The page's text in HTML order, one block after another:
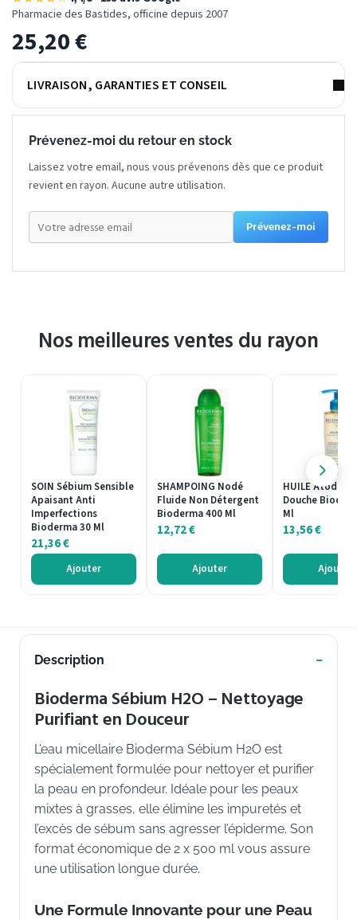
Pharmacie des Bastides, officine depuis 2007
25,20€
LIVRAISON, GARANTIES ET CONSEIL
Prévenez-moi du retour en stock
Laissez votre email, nous vous prévenons dès que ce produit
revient en rayon. Aucune autre utilisation.
Prévenez-moi
Nos meilleures ventes du rayon
SOIN Sébium Sensible
Apaisant Anti
Imperfections
Bioderma 30 Ml
21,36€
Ajouter
SHAMPOING Nodé
Fluide Non Détergent
Bioderma 400 Ml
12,72€
Ajouter
HUILE
Douche
Ml
13,56€
Ajouter
Description
Bioderma Sébium H2O – Nettoyage
Purifiant en Douceur
L’eau micellaire Bioderma Sébium H2O est
spécialement formulée pour nettoyer et purifier
la peau en profondeur. Idéale pour les peaux
mixtes à grasses, elle élimine les impuretés et
l’excès de sébum sans agresser l’épiderme. Son
format économique de 2 x 500 ml vous assure
une utilisation longue durée.
Une Formule Innovante pour une Peau